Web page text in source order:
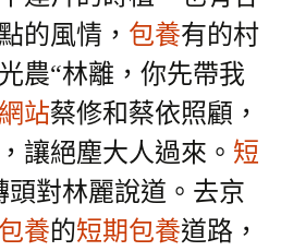
的風情， 包養有的村
農“林離，你先帶我
站蔡修和蔡依照顧，
，讓絕塵大人過來。 短
頭對林麗說道。去京
包養的短期包養道路，